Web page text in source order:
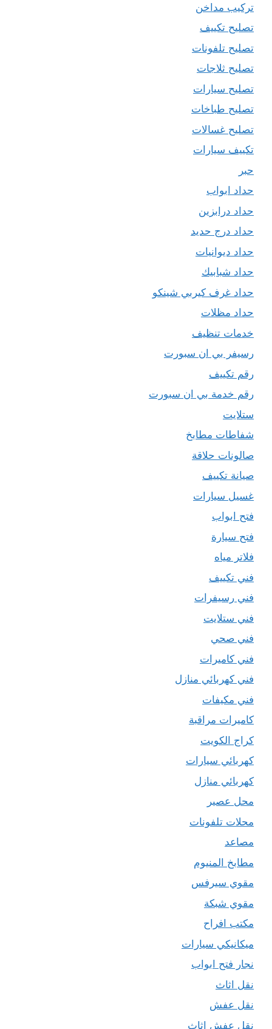
تركيب مداخن
تصليح تكييف
تصليح تلفونات
تصليح ثلاجات
تصليح سيارات
تصليح طباخات
تصليح غسالات
تكييف سيارات
حبر
حداد ابواب
حداد درابزين
حداد درج حديد
حداد ديوانيات
حداد شبابيك
حداد غرف كيربي شينكو
حداد مظلات
خدمات تنظيف
رسيفر بي ان سبورت
رقم تكييف
رقم خدمة بي ان سبورت
ستلايت
شفاطات مطابخ
صالونات حلاقة
صيانة تكييف
غسيل سيارات
فتح ابواب
فتح سيارة
فلاتر مياه
فني تكييف
فني رسيفرات
فني ستلايت
فني صحي
فني كاميرات
فني كهربائي منازل
فني مكيفات
كاميرات مراقبة
كراج الكويت
كهربائي سيارات
كهربائي منازل
محل عصير
محلات تلفونات
مصاعد
مطابخ المنيوم
مقوي سيرفس
مقوي شبكة
مكتب افراح
ميكانيكي سيارات
نجار فتح ابواب
نقل اثاث
نقل عفش
نقل عفش اثاث